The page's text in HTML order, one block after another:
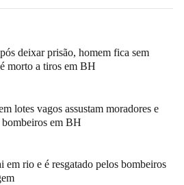
deixar prisão, homem fica sem
morto a tiros em BH
lotes vagos assustam moradores e
em BH
em rio e é resgatado pelos bombeiros